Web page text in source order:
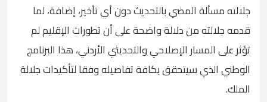
جلالته مسألة المضي بالتحديث دون أي تأخير، إضافة، لما
قدمه جلالته من دلالة واضحة على أن تطورات الإقليم لم
تؤثر على المسار الإصلاحي والتحديثي الأردني، هذا البرنامج
الوطني الذي سيتحقق بكافة تفاصيله وفقا لتأكيدات جلالة
الملك.